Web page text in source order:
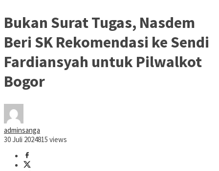
Bukan Surat Tugas, Nasdem
Beri SK Rekomendasi ke Sendi
Fardiansyah untuk Pilwalkot
Bogor
adminsanga
30 Juli 2024815 views